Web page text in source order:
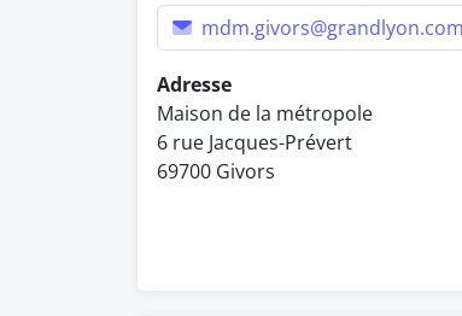
mdm.givors@grandlyon.com
Adresse
Maison de la métropole
6 rue Jacques-Prévert
69700 Givors